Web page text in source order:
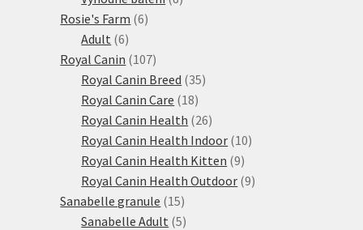
Rosie's Farm 66
Adult 66
produktů
Royal Canin 107107
produktů
Royal Canin Breed 3535
Royal Canin Care 1818
produktů
Royal Canin Health 2626
produktů
Royal Canin Health Indoor 1010
Royal Canin Health Kitten 99
produktů
Royal Canin Health Outdoor 99
Sanabelle granule 1515
produktů
Sanabelle Adult 55